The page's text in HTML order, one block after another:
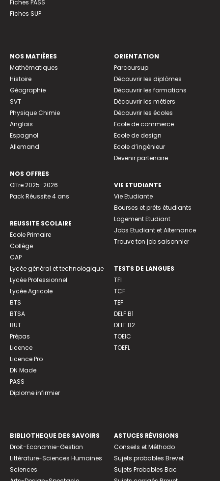
Fiches PASS
Fiches SUP
NOS MATIÈRES
Mathématiques
Histoire
Géographie
SVT
Physique Chimie
Anglais
Espagnol
Allemand
NOS OFFRES
Offre 2025-2026
Pack Réussite 4 ans
REUSSITE SCOLAIRE
Ecole Primaire
Collège
CAP
Lycée général et technologique
Lycée Professionnel
Lycée Agricole
BTS
BTSA
BUT
Prépas
Licence
Licence Pro
DN Made
PASS
Diplome infirmier
ORIENTATION
Parcoursup
Découvrir les diplômes
Découvrir les formations
Découvrir les métiers
Découvrir les écoles
Ecole de commerce
Ecole de design
Ecole d’ingénieur
Devenir partenaire
VIE ETUDIANTE
Vie Etudiante
Bourses et prêts étudiants
Logement Etudiant
Jobs Etudiant et Alternance
Trouve ton job saisonnier
TESTS DE LANGUES
TFI
TCF
TEF
DELF B1
DELF B2
TOEIC
TOEFL
BIBLIOTHEQUE DES SAVOIRS
Droit-Economie-Gestion
Littérature-Sciences Humaines
Sciences
ASTUCES RÉVISIONS
Conseils et Méthodo
Sujets probables Brevet
Sujets Probables Bac